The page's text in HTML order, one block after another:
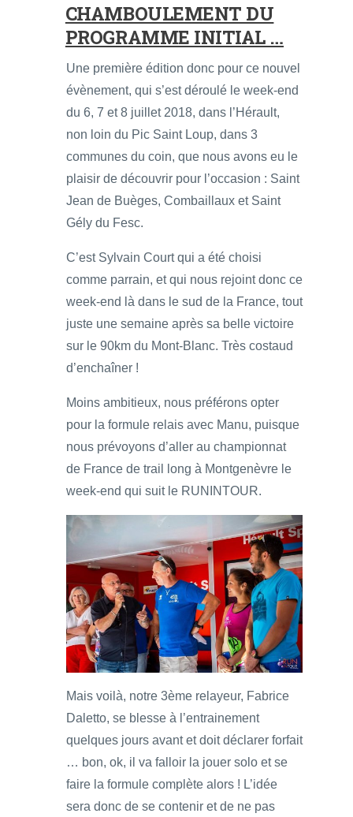
CHAMBOULEMENT DU
PROGRAMME INITIAL …
Une première édition donc pour ce nouvel
évènement, qui s’est déroulé le week-end
du 6, 7 et 8 juillet 2018, dans l’Hérault,
non loin du Pic Saint Loup, dans 3
communes du coin, que nous avons eu le
plaisir de découvrir pour l’occasion : Saint
Jean de Buèges, Combaillaux et Saint
Gély du Fesc.
C’est Sylvain Court qui a été choisi
comme parrain, et qui nous rejoint donc ce
week-end là dans le sud de la France, tout
juste une semaine après sa belle victoire
sur le 90km du Mont-Blanc. Très costaud
d’enchaîner !
Moins ambitieux, nous préférons opter
pour la formule relais avec Manu, puisque
nous prévoyons d’aller au championnat
de France de trail long à Montgenèvre le
week-end qui suit le RUNINTOUR.
Mais voilà, notre 3ème relayeur, Fabrice
Daletto, se blesse à l’entrainement
quelques jours avant et doit déclarer forfait
… bon, ok, il va falloir la jouer solo et se
faire la formule complète alors ! L’idée
sera donc de se contenir et de ne pas